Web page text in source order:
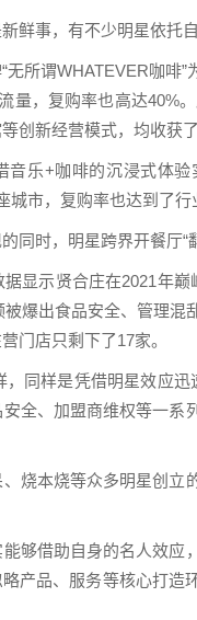
鲜事，有不少明星依托
所谓WHATEVER咖啡
量，复购率也高达40%
创新经营模式，均收获
音乐+咖啡的沉浸式体
市，复购率也达到了行
同时，明星跨界开餐厅“
显示贤合庄在2021年
爆出食品安全、管理
门店只剩下了17家。
同样是凭借明星效应迅
全、加盟商维权等一系
烧本烧等众多明星创
够借助自身的名人效应
产品、服务等核心打造